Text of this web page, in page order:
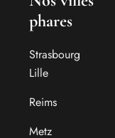
phares
Strasbourg
Lille
Reims
Metz